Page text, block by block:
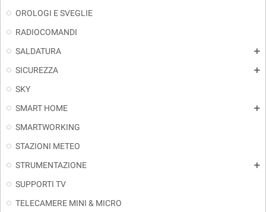
OROLOGI E SVEGLIE
RADIOCOMANDI
SALDATURA
add
SICUREZZA add
SKY
SMART HOME
add
SMARTWORKING
STAZIONI METEO
STRUMENTAZIONE
add
SUPPORTI TV
TELECAMERE MINI & MICRO